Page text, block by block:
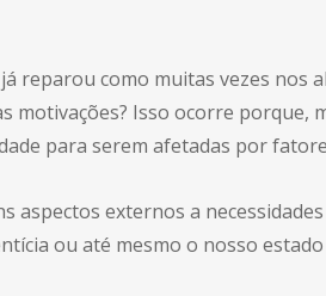
reparou como muitas vezes nos
motivações? Isso ocorre porque,
para serem afetadas por
aspectos externos a
ou até mesmo o nosso